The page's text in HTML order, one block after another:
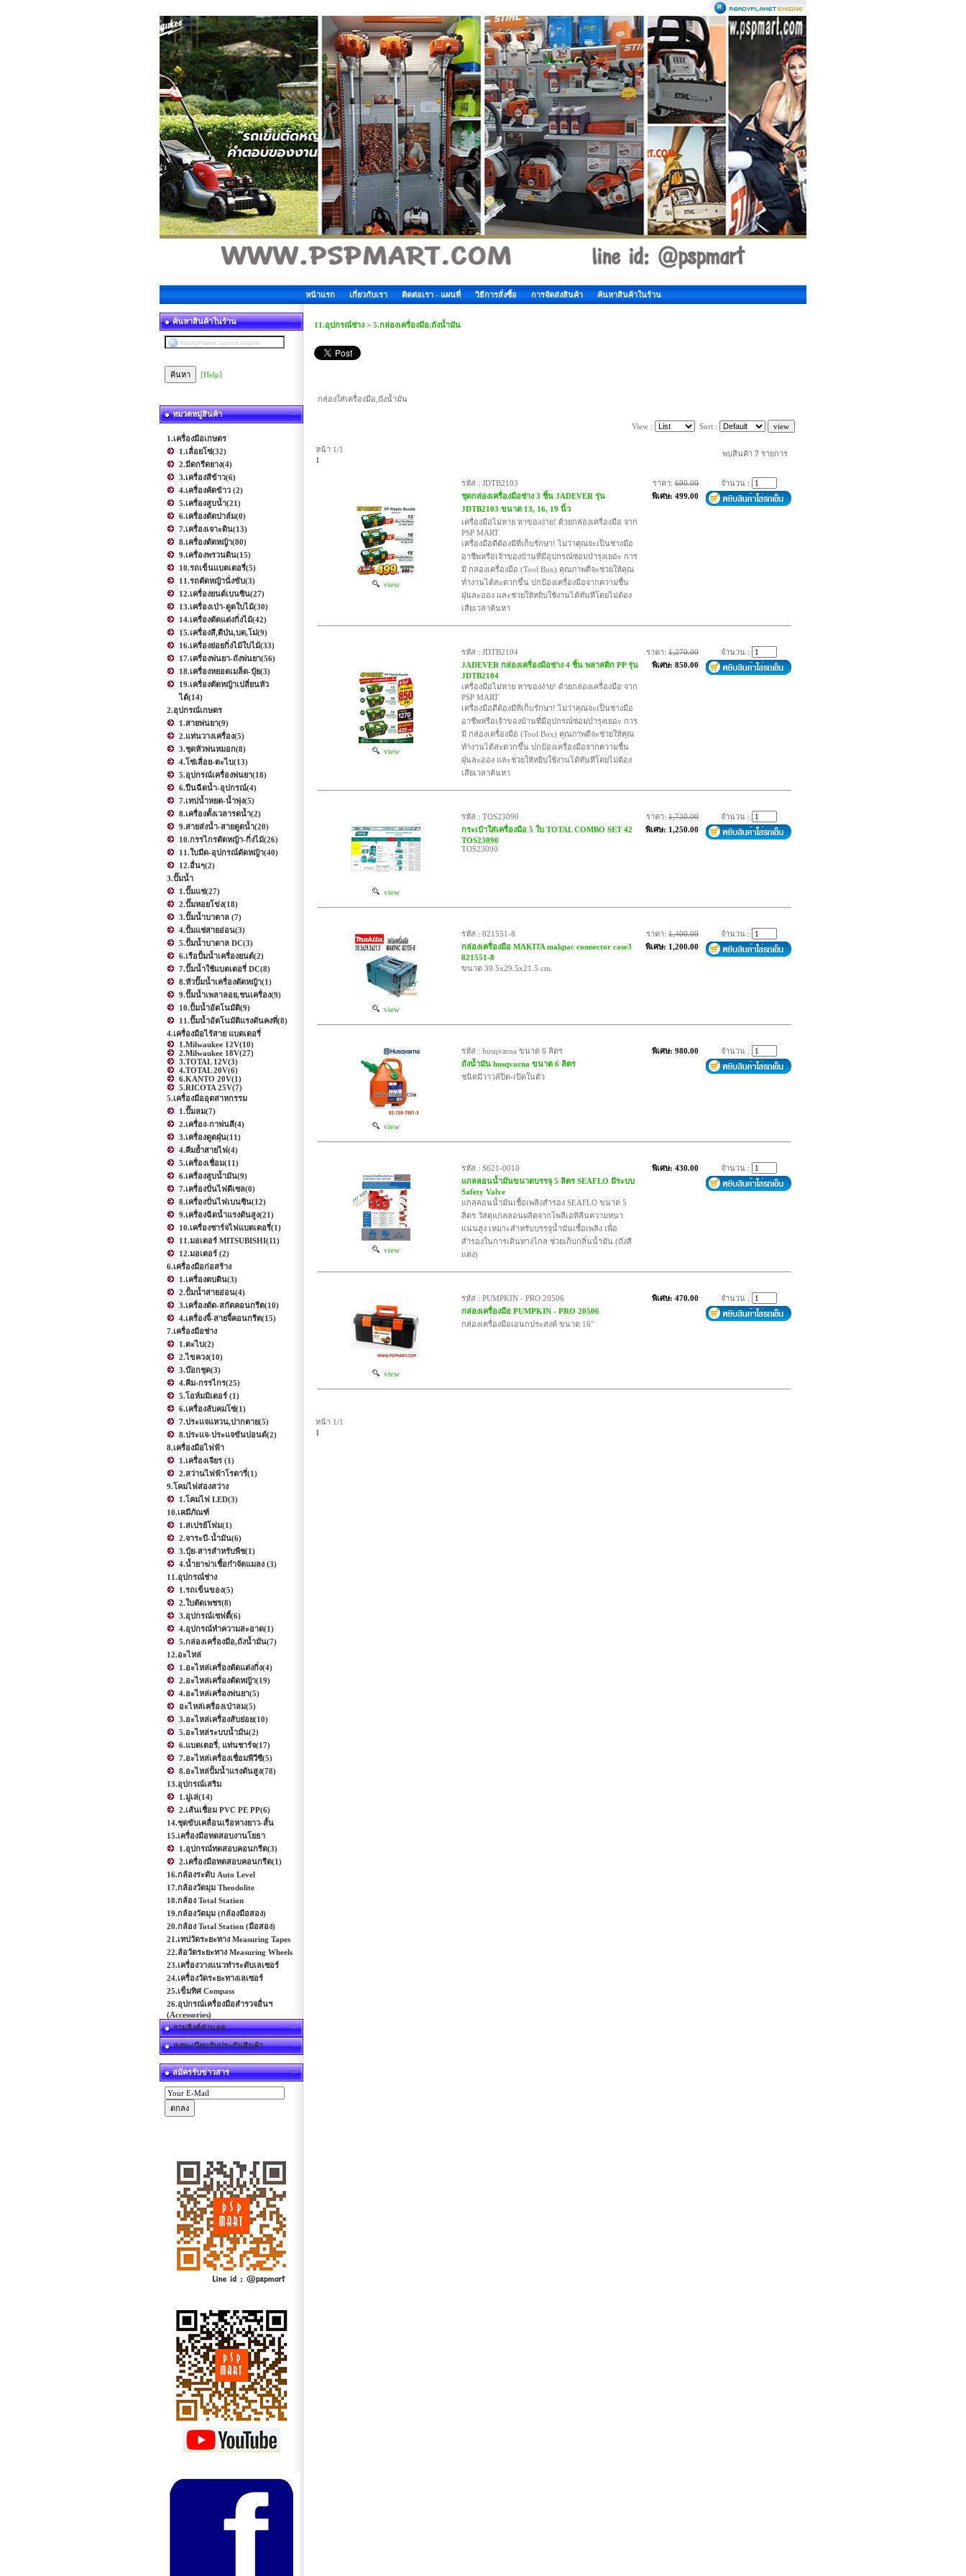
หน้าแรก เกี่ยวกับเรา ติดต่อเรา - แผนที่ วิธีการสั่งซื้อ การจัดส่งสินค้า ค้นหาสินค้าในร้าน
ค้นหาสินค้าในร้าน
[Help]
หมวดหมู่สินค้า
1.เครื่องมือเกษตร
1.เลื่อยโซ่(32)
2.มีดกรีดยาง(4)
3.เครื่องสีข้าว(6)
4.เครื่องคัดข้าว (2)
5.เครื่องสูบน้ำ(21)
6.เครื่องตัดปาล์ม(0)
7.เครื่องเจาะดิน(13)
8.เครื่องตัดหญ้า(80)
9.เครื่องพรวนดิน(15)
10.รถเข็นแบตเตอรี่(5)
11.รถตัดหญ้านั่งขับ(3)
12.เครื่องยนต์เบนซิน(27)
13.เครื่องเป่า-ดูดใบไม้(30)
14.เครื่องตัดแต่งกิ่งไม้(42)
15.เครื่องสี,ตีป่น,บด,โม่(9)
16.เครื่องย่อยกิ่งไม้ใบไม้(33)
17.เครื่องพ่นยา-ถังพ่นยา(56)
18.เครื่องหยอดเมล็ด-ปุ๋ย(3)
19.เครื่องตัดหญ้าเปลี่ยนหัว
ได้(14)
2.อุปกรณ์เกษตร
1.สายพ่นยา(9)
2.แท่นวางเครื่อง(5)
3.ชุดหัวพ่นหมอก(8)
4.โซ่เลื่อย-ตะไบ(13)
5.อุปกรณ์เครื่องพ่นยา(18)
6.ปืนฉีดน้ำ-อุปกรณ์(4)
7.เทปน้ำหยด-น้ำพุ่ง(5)
8.เครื่องตั้งเวลารดน้ำ(2)
9.สายส่งน้ำ-สายดูดน้ำ(20)
10.กรรไกรตัดหญ้า-กิ่งไม้(26)
11.ใบมีด-อุปกรณ์ตัดหญ้า(40)
12.อื่นๆ(2)
3.ปั๊มน้ำ
1.ปั๊มแช่(27)
2.ปั๊มหอยโข่ง(18)
3.ปั๊มน้ำบาดาล (7)
4.ปั้มแช่สายอ่อน(3)
5.ปั้มน้ำบาดาล DC(3)
6.เรือปั้มน้ำเครื่องยนต์(2)
7.ปั๊มน้ำใช้แบตเตอรี่ DC(8)
8.หัวปั๊มน้ำเครื่องตัดหญ้า(1)
9.ปั๊มน้ำเพลาลอย,ชนเครื่อง(9)
10.ปั้มน้ำอัตโนมัติ(9)
11.ปั๊มน้ำอัตโนมัติแรงดันคงที่(8)
4.เครื่องมือไร้สาย แบตเตอรี่
1.Milwaukee 12V(10)
2.Milwaukee 18V(27)
3.TOTAL 12V(3)
4.TOTAL 20V(6)
6.KANTO 20V(1)
5.RICOTA 25V(7)
5.เครื่องมืออุตสาหกรรม
1.ปั๊มลม(7)
2.เครื่อง-กาพ่นสี(4)
3.เครื่องดูดฝุ่น(11)
4.คีมย้ำสายไฟ(4)
5.เครื่องเชื่อม(11)
6.เครื่องสูบน้ำมัน(9)
7.เครื่องปั่นไฟดีเซล(0)
8.เครื่องปั่นไฟเบนซิน(12)
9.เครื่องฉีดน้ำแรงดันสูง(21)
10.เครื่องชาร์จไฟแบตเตอรี่(1)
11.มอเตอร์ MITSUBISHI(11)
12.มอเตอร์ (2)
6.เครื่องมือก่อสร้าง
1.เครื่องตบดิน(3)
2.ปั้มน้ำสายอ่อน(4)
3.เครื่องตัด-สกัดคอนกรีต(10)
4.เครื่องจี้-สายจี้คอนกรีต(15)
7.เครื่องมือช่าง
1.ตะไบ(2)
2.ไขควง(10)
3.บ๊อกชุด(3)
4.คีม-กรรไกร(25)
5.โอห์มมิเตอร์ (1)
6.เครื่องลับคมโซ่(1)
7.ประแจแหวน,ปากตาย(5)
8.ประแจ-ประแจขันปอนด์(2)
8.เครื่องมือไฟฟ้า
1.เครื่องเจียร (1)
2.สว่านไฟฟ้าโรตารี่(1)
9.โคมไฟส่องสว่าง
1.โคมไฟ LED(3)
10.เคมีภัณฑ์
1.สเปรย์โฟม(1)
2.จาระบี-น้ำมัน(6)
3.ปุ๋ย-สารสำหรับพืช(1)
4.น้ำยาฆ่าเชื้อกำจัดแมลง (3)
11.อุปกรณ์ช่าง
1.รถเข็นของ(5)
2.ใบตัดเพชร(8)
3.อุปกรณ์เซฟตี้(6)
4.อุปกรณ์ทำความสะอาด(1)
5.กล่องเครื่องมือ,ถังน้ำมัน(7)
12.อะไหล่
1.อะไหล่เครื่องตัดแต่งกิ่ง(4)
2.อะไหล่เครื่องตัดหญ้า(19)
4.อะไหล่เครื่องพ่นยา(5)
อะไหล่เครื่องเป่าลม(5)
3.อะไหล่เครื่องสับย่อย(10)
5.อะไหล่ระบบน้ำมัน(2)
6.แบตเตอรี่, แท่นชาร์จ(17)
7.อะไหล่เครื่องเชื่อมพีวีซี(5)
8.อะไหล่ปั้มน้ำแรงดันสูง(78)
13.อุปกรณ์เสริม
1.มู่เล่(14)
2.เส้นเชื่อม PVC PE PP(6)
14.ชุดขับเคลื่อนเรือหางยาว-สั้น
15.เครื่องมือทดสอบงานโยธา
1.อุปกรณ์ทดสอบคอนกรีต(3)
2.เครื่องมือทดสอบคอนกรีต(1)
16.กล้องระดับ Auto Level
17.กล้องวัดมุม Theodolite
18.กล้อง Total Station
19.กล้องวัดมุม (กล้องมือสอง)
20.กล้อง Total Station (มือสอง)
21.เทปวัดระยะทาง Measuring Tapes
22.ล้อวัดระยะทาง Measuring Wheels
23.เครื่องวางแนวทำระดับเลเซอร์
24.เครื่องวัดระยะทางเลเซอร์
25.เข็มทิศ Compass
26.อุปกรณ์เครื่องมือสำรวจอื่นฯ
(Accessories)
รวมลิงค์ส่วนลด
ลงทะเบียนรับประกันสินค้า
สมัครรับข่าวสาร
11.อุปกรณ์ช่าง >5.กล่องเครื่องมือ,ถังน้ำมัน
กล่องใส่เครื่องมือ,ถังน้ำมัน
View : Sort :
หน้า 1/1
1
พบสินค้า7 รายการ
view
รหัส : JDTB2103
ชุดกล่องเครื่องมือช่าง 3 ชิ้น JADEVER รุ่น
JDTB2103 ขนาด 13, 16, 19 นิ้ว
เครื่องมือไม่หาย หาของง่าย! ด้วยกล่องเครื่องมือ จาก
PSP MART
เครื่องมือดีต้องมีที่เก็บรักษา! ไม่ว่าคุณจะเป็นช่างมือ
อาชีพหรือเจ้าของบ้านที่มีอุปกรณ์ซ่อมบำรุงเยอะ การ
มี กล่องเครื่องมือ (Tool Box) คุณภาพดีจะช่วยให้คุณ
ทำงานได้สะดวกขึ้น ปกป้องเครื่องมือจากความชื้น
ฝุ่นละออง และช่วยให้หยิบใช้งานได้ทันทีโดยไม่ต้อง
เสียเวลาค้นหา
ราคา:690.00
พิเศษ: 499.00
จำนวน :
view
รหัส : JDTB2104
JADEVER กล่องเครื่องมือช่าง 4 ชิ้น พลาสติก PP รุ่น
JDTB2104
เครื่องมือไม่หาย หาของง่าย! ด้วยกล่องเครื่องมือ จาก
PSP MART
เครื่องมือดีต้องมีที่เก็บรักษา! ไม่ว่าคุณจะเป็นช่างมือ
อาชีพหรือเจ้าของบ้านที่มีอุปกรณ์ซ่อมบำรุงเยอะ การ
มี กล่องเครื่องมือ (Tool Box) คุณภาพดีจะช่วยให้คุณ
ทำงานได้สะดวกขึ้น ปกป้องเครื่องมือจากความชื้น
ฝุ่นละออง และช่วยให้หยิบใช้งานได้ทันทีโดยไม่ต้อง
เสียเวลาค้นหา
ราคา:1,270.00
พิเศษ: 850.00
จำนวน :
view
รหัส : TOS23090
กระเป๋าใส่เครื่องมือ 5 ใบ TOTAL COMBO SET 42
TOS23090
TOS23090
ราคา:1,730.00
พิเศษ: 1,250.00
จำนวน :
view
รหัส : 821551-8
กล่องเครื่องมือ MAKITA makpac connector case3
821551-8
ขนาด 39.5x29.5x21.5 cm.
ราคา:1,400.00
พิเศษ: 1,200.00
จำนวน :
view
รหัส : husqvarna ขนาด 6 ลิตร
ถังน้ำมัน husqvarna ขนาด 6 ลิตร
ชนิดมีวาวล์ปิด-เปิดในตัว
พิเศษ: 980.00 จำนวน :
view
รหัส : S621-0010
แกลลอนน้ำมันขนาดบรรจุ 5 ลิตร SEAFLO มีระบบ
Safety Valve
แกลลอนน้ำมันเชื้อเพลิงสำรอง SEAFLO ขนาด 5
ลิตร วัสดุแกลลอนผลิตจากโพลีเอทิลีนความหนา
แน่นสูง เหมาะสำหรับบรรจุน้ำมันเชื้อเพลิง เพื่อ
สำรองในการเดินทางไกล ช่วยเก็บกลิ่นน้ำมัน (ถังสี
แดง)
พิเศษ: 430.00 จำนวน :
view
รหัส : PUMPKIN - PRO 20506
กล่องเครื่องมือ PUMPKIN - PRO 20506
กล่องเครื่องมือเอนกประสงค์ ขนาด 16"
พิเศษ: 470.00 จำนวน :
หน้า 1/1
1